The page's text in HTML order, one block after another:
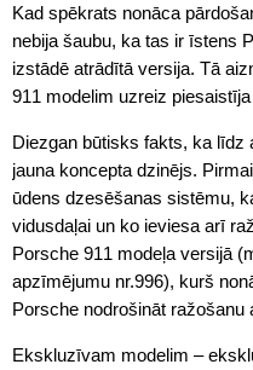
Kad spēkrats nonāca
nebija šaubu, ka tas ir īstens
izstādē atrādītā versija. Tā
911 modelim uzreiz
Diezgan būtisks fakts, ka
jauna koncepta dzinējs.
ūdens dzesēšanas sistēmu,
vidusdaļai un ko ieviesa arī
Porsche 911 modeļa versijā
apzīmējumu nr.996), kurš
Porsche nodrošināt ražošanu
Ekskluzīvam modelim –